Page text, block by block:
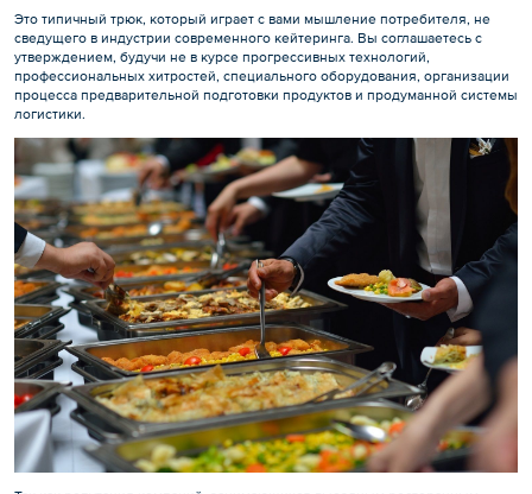
Это типичный трюк, который играет с вами мышление потребителя, не
сведущего в индустрии современного кейтеринга. Вы соглашаетесь с
утверждением, будучи не в курсе прогрессивных технологий,
профессиональных хитростей, специального оборудования, организации
процесса предварительной подготовки продуктов и продуманной системы
логистики.